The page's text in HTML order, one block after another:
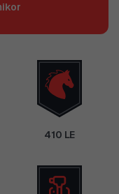
410 LE